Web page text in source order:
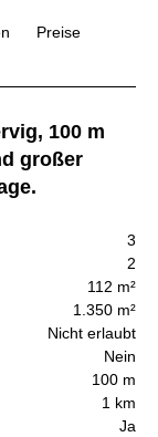
Preise
100 m
großer
3
2
112 m²
1.350 m²
Nicht erlaubt
Nein
100 m
1 km
Ja